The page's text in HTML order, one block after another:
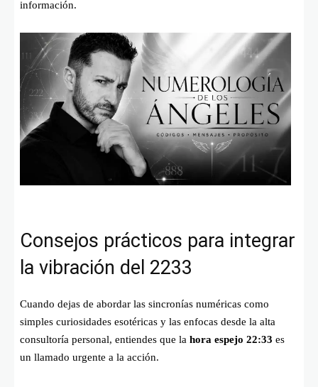
información.
Consejos prácticos para integrar
la vibración del 2233
Cuando dejas de abordar las sincronías numéricas como
simples curiosidades esotéricas y las enfocas desde la alta
consultoría personal, entiendes que la hora espejo 22:33 es
un llamado urgente a la acción.